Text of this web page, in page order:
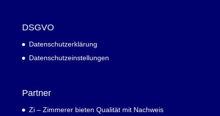
DSGVO
Datenschutzerklärung
Datenschutzeinstellungen
Partner
Zi – Zimmerer bieten Qualität mit Nachweis